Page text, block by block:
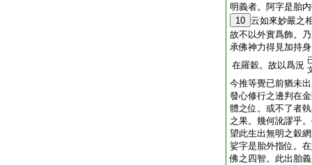
明義者。阿字是胎
10 云如來妙嚴之
故不以外實爲飾。
承佛神力得見加持
在羅穀。故以爲況
今推等覺已前猶未
發心修行之邊判在
體之位。或不了者
之果。幾何訛謬乎
望此生出無明之穀
娑字是胎外指位。
佛之四智。此出胎